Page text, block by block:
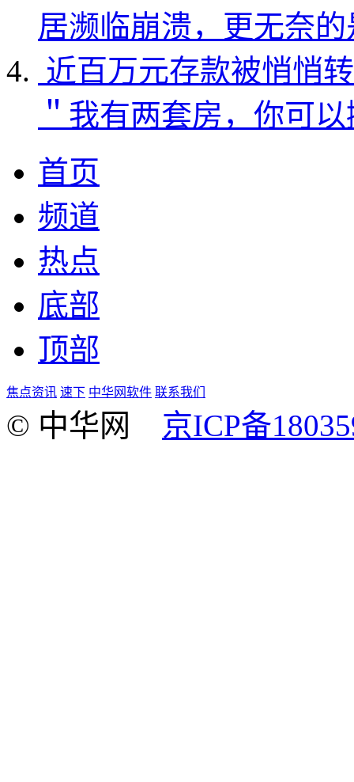
居濒临崩溃，更无奈
近百万元存款被悄悄
＂我有两套房，你可
首页
频道
热点
底部
顶部
焦点资讯 速下 中华网软件 联系我们
© 中华网 京ICP备